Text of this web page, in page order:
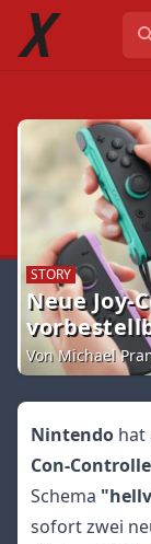
STORY
Neue Joy-
Von Michael
Nintendo hat
Con-
Schema
sofort zwei